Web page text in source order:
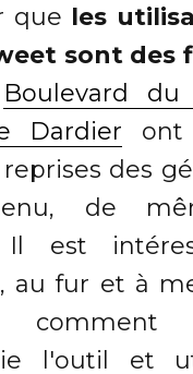
que les
sont des
Boulevard du
Dardier ont
des
de
est
au fur et à
comment
l'outil et